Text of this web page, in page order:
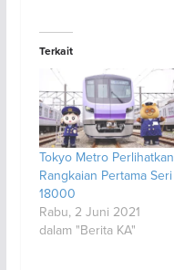
Terkait
Tokyo Metro Perlihatkan
Rangkaian Pertama Seri
18000
Rabu, 2 Juni 2021
dalam "Berita KA"